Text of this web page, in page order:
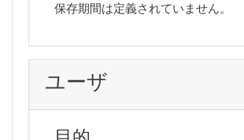
保存期間は定義されていません。
ユーザ